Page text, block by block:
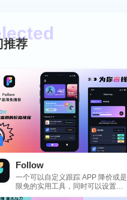
推荐
Follow
一个可以自定义跟踪 APP 降价或是
限免的实用工具，同时可以设置包
括 APP，游戏，热门类和精选类